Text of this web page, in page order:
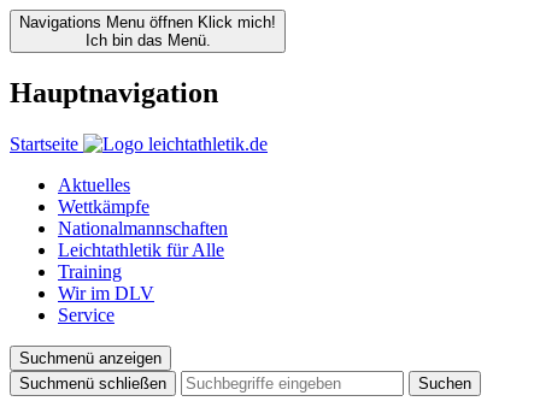
Navigations Menu öffnen Klick mich!
Ich bin das Menü.
Hauptnavigation
Startseite
Aktuelles
Wettkämpfe
Nationalmannschaften
Leichtathletik für Alle
Training
Wir im DLV
Service
Suchmenü anzeigen
Suchmenü schließen
Suchen